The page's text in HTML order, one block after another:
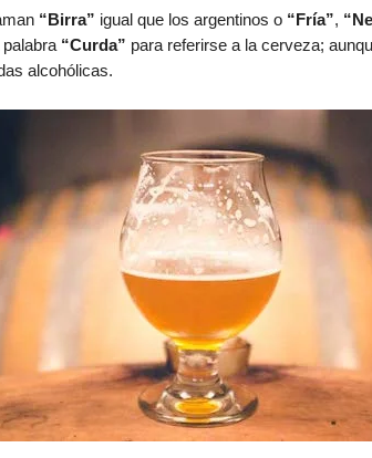
“Birra” igual que los argentinos o “Fría”,
“Curda” para referirse a la cerveza;
alcohólicas.